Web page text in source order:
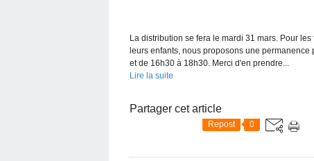
La distribution se fera le mardi 31 mars. Pour
leurs enfants, nous proposons une
et de 16h30 à 18h30. Merci d'en prendre...
Lire la suite
Partager cet article
Repost 0